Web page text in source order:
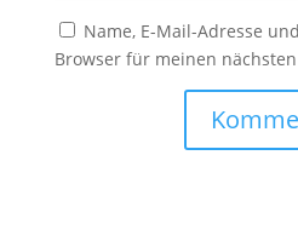
Name, E-Mail-Adresse
Browser für meinen